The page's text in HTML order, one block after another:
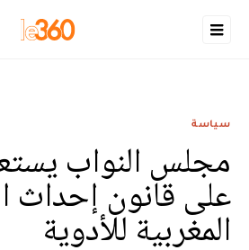
سياسة
مجلس النواب
على قانون إحداث
المغربية للأدوية